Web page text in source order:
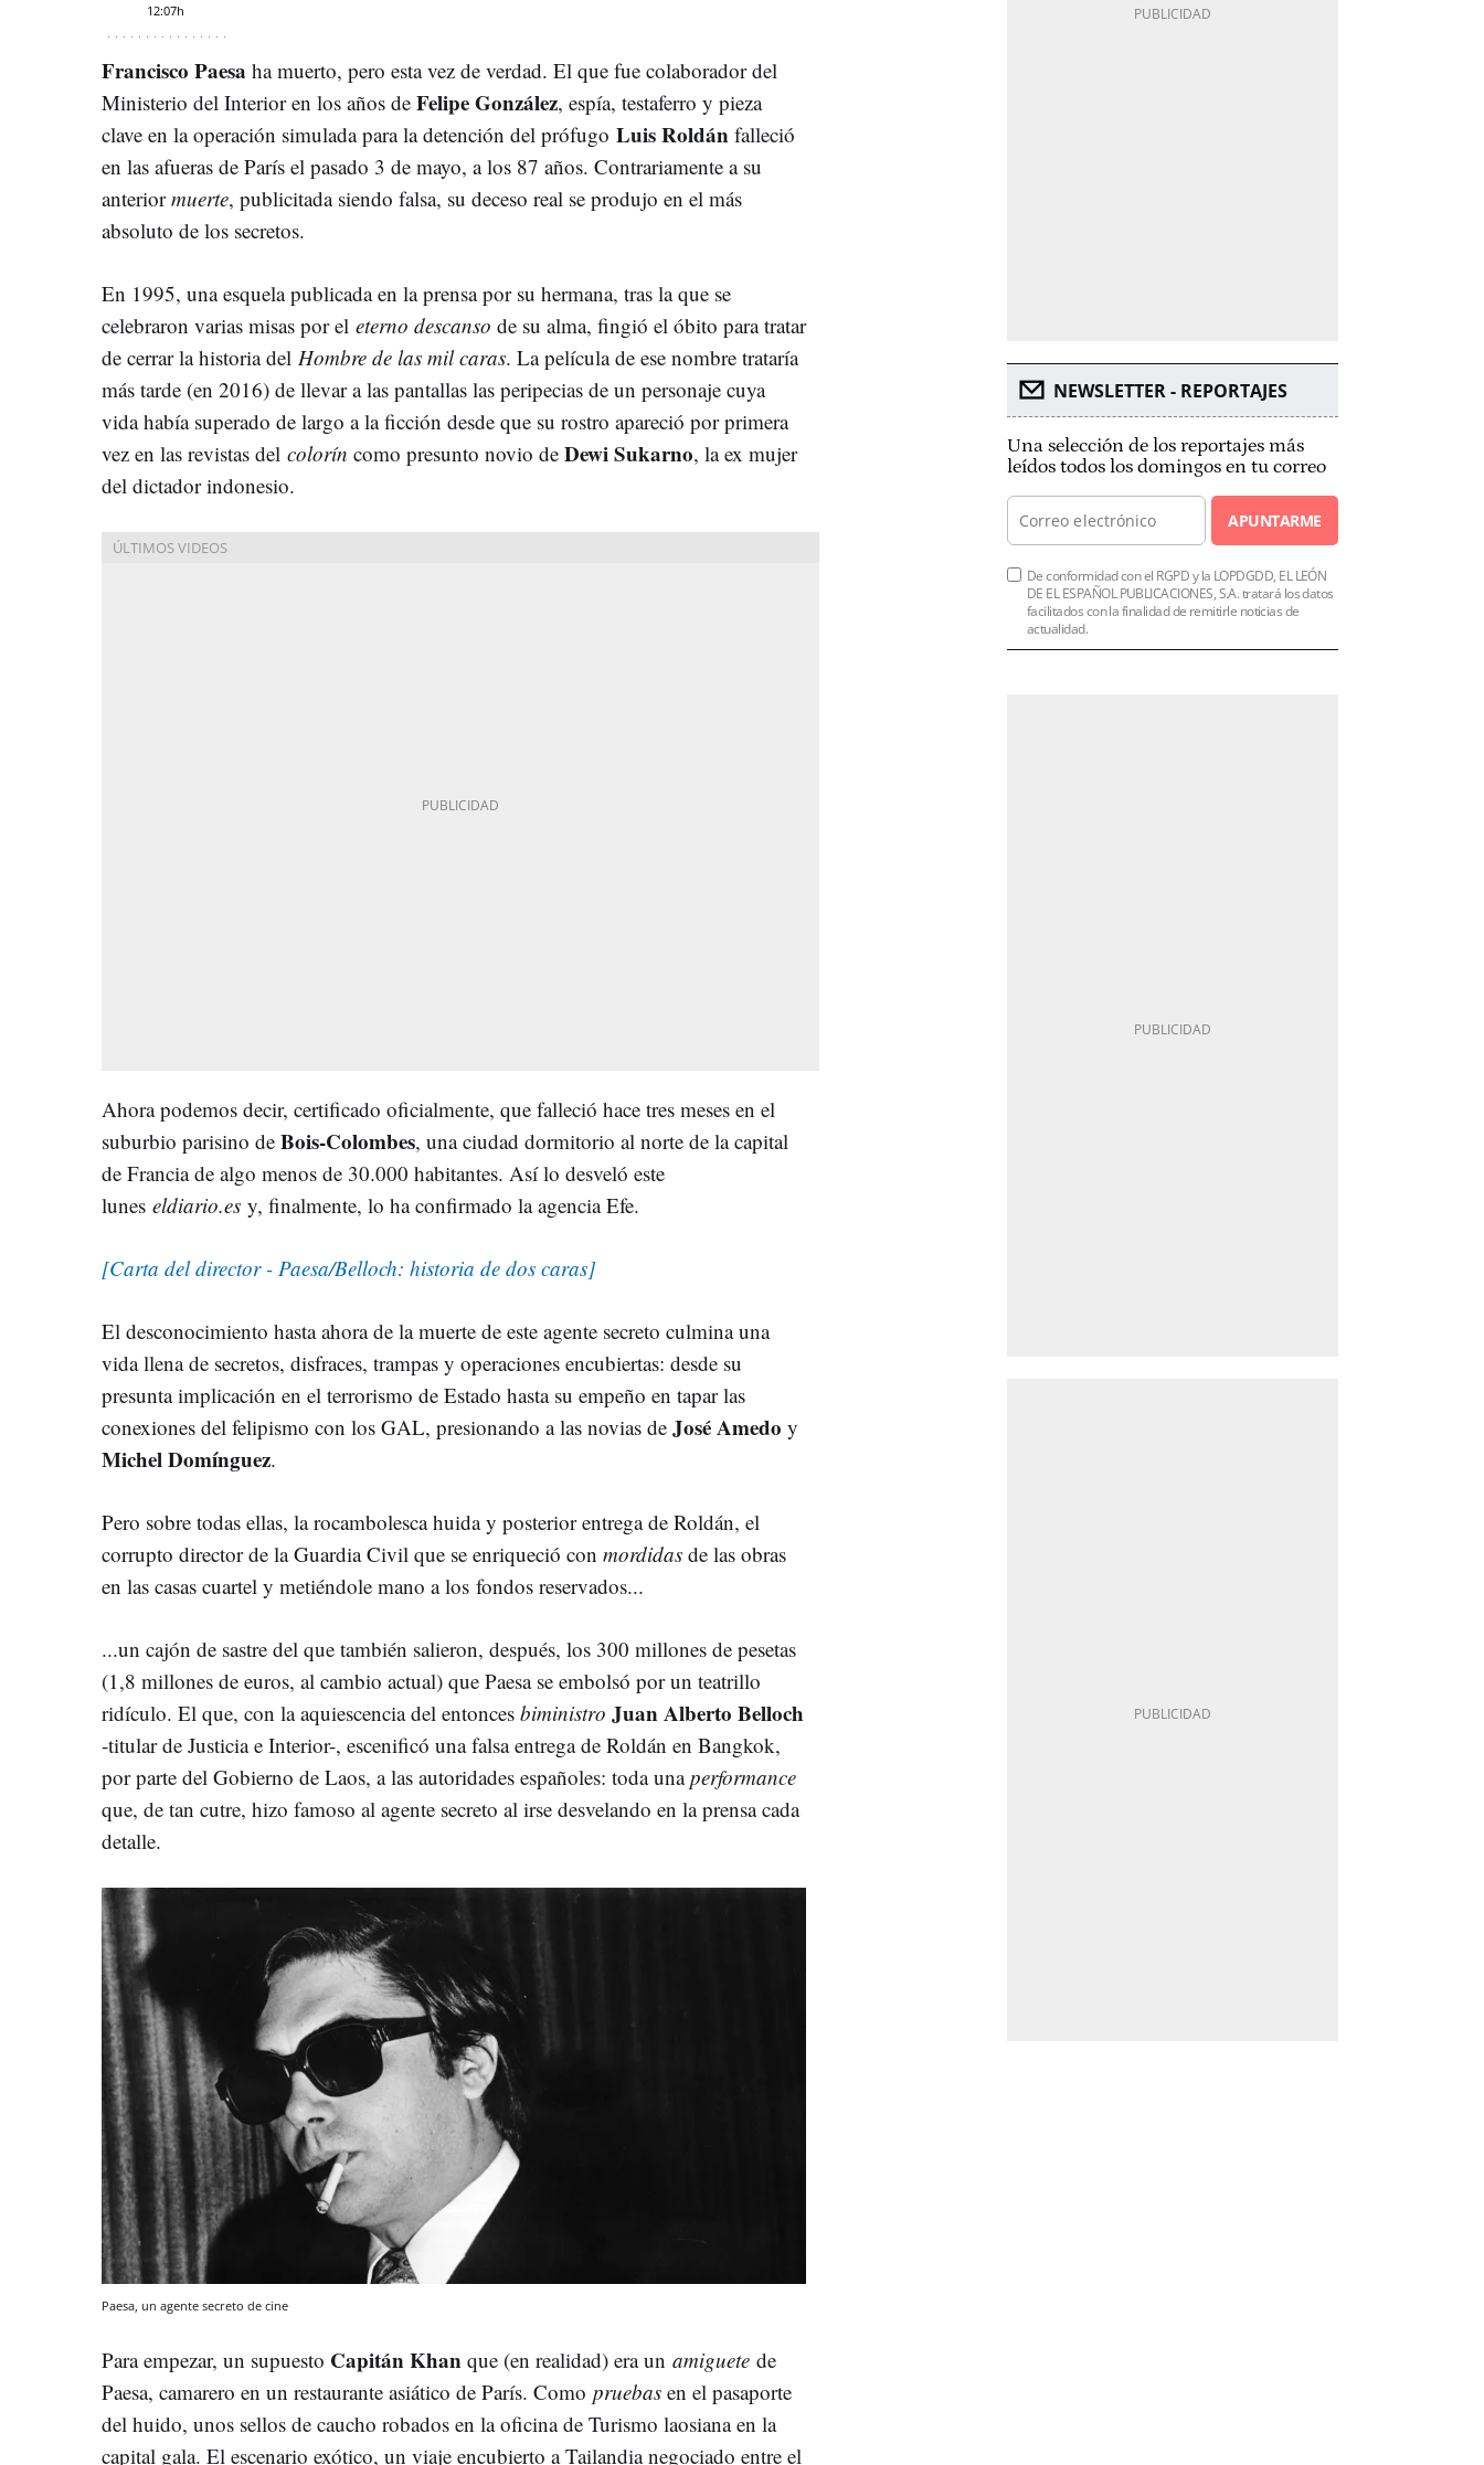
12:07h
Francisco Paesa ha muerto, pero esta vez de verdad. El que fue colaborador del
Ministerio del Interior en los años de Felipe González, espía, testaferro y pieza
clave en la operación simulada para la detención del prófugo Luis Roldán falleció
en las afueras de París el pasado 3 de mayo, a los 87 años. Contrariamente a su
anteriormuerte, publicitada siendo falsa, su deceso real se produjo en el más
absoluto de los secretos.
En 1995, una esquela publicada en la prensa por su hermana, tras la que se
celebraron varias misas por el eterno descanso de su alma, fingió el óbito para tratar
de cerrar la historia del Hombre de las mil caras. La película de ese nombre trataría
más tarde (en 2016) de llevar a las pantallas las peripecias de un personaje cuya
vida había superado de largo a la ficción desde que su rostro apareció por primera
vez en las revistas del colorín como presunto novio de Dewi Sukarno, la ex mujer
del dictador indonesio.
Ahora podemos decir, certificado oficialmente, que falleció hace tres meses en el
suburbio parisino de Bois-Colombes, una ciudad dormitorio al norte de la capital
de Francia de algo menos de 30.000 habitantes. Así lo desveló este
lunes eldiario.es y, finalmente, lo ha confirmado la agencia Efe.
[Carta del director - Paesa/Belloch: historia de dos caras]
El desconocimiento hasta ahora de la muerte de este agente secreto culmina una
vida llena de secretos, disfraces, trampas y operaciones encubiertas: desde su
presunta implicación en el terrorismo de Estado hasta su empeño en tapar las
conexiones del felipismo con los GAL, presionando a las novias de José Amedo y
Michel Domínguez.
Pero sobre todas ellas, la rocambolesca huida y posterior entrega de Roldán, el
corrupto director de la Guardia Civil que se enriqueció con mordidas de las obras
en las casas cuartel y metiéndole mano a los fondos reservados...
...un cajón de sastre del que también salieron, después, los 300 millones de pesetas
(1,8 millones de euros, al cambio actual) que Paesa se embolsó por un teatrillo
ridículo. El que, con la aquiescencia del entonces biministro Juan Alberto Belloch
-titular de Justicia e Interior-, escenificó una falsa entrega de Roldán en Bangkok,
por parte del Gobierno de Laos, a las autoridades españoles: toda unaperformance
que, de tan cutre, hizo famoso al agente secreto al irse desvelando en la prensa cada
detalle.
Paesa, un agente secreto de cine
Para empezar, un supuesto Capitán Khan que (en realidad) era un amiguete de
Paesa, camarero en un restaurante asiático de París. Como pruebas en el pasaporte
del huido, unos sellos de caucho robados en la oficina de Turismo laosiana en la
capital gala. El escenario exótico, un viaje encubierto a Tailandia negociado entre el
NEWSLETTER - REPORTAJES
Una selección de los reportajes más
leídos todos los domingos en tu correo
APUNTARME
De conformidad con el RGPD y la LOPDGDD, EL LEÓN
DE EL ESPAÑOL PUBLICACIONES, S.A. tratará los datos
facilitados con la finalidad de remitirle noticias de
actualidad.